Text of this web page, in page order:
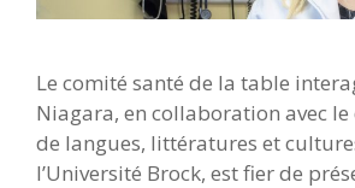
Le comité santé de la table
Niagara, en collaboration avec
de langues, littératures et
l’Université Brock, est fier de